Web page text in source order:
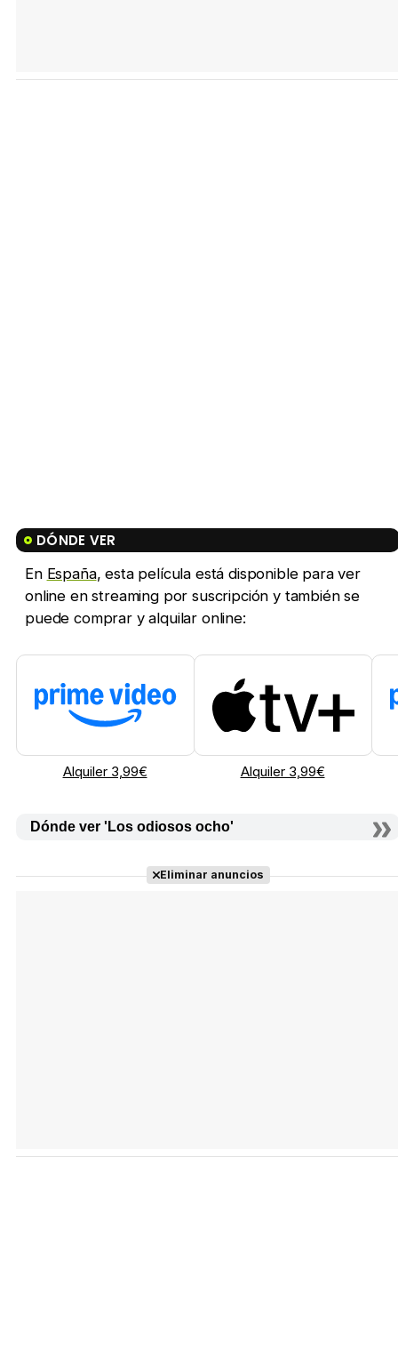
DÓNDE VER
En España, esta película está disponible para ver
online en streaming por suscripción y también se
puede comprar y alquilar online:
Alquiler 3,99€ Alquiler 3,99€
Dónde ver 'Los odiosos ocho'
Eliminar anuncios